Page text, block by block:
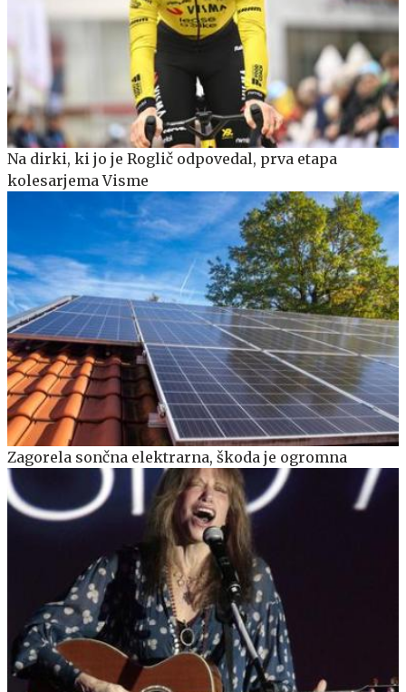
Na dirki, ki jo je Roglič odpovedal, prva etapa
kolesarjema Visme
Zagorela sončna elektrarna, škoda je ogromna